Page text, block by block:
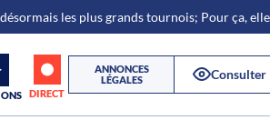
les plus grands tournois; Pour ça,
DIRECT
ANNONCES
LÉGALES
Consulter